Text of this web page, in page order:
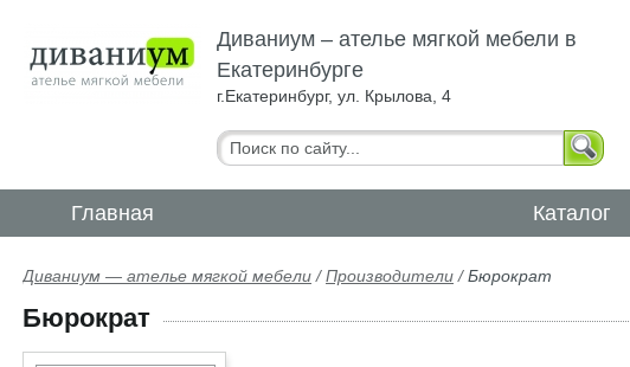
Диваниум – ателье мягкой мебели в
Екатеринбурге
г.Екатеринбург, ул. Крылова, 4
Главная Каталог
Диваниум — ателье мягкой мебели /Производители /Бюрократ
Бюрократ